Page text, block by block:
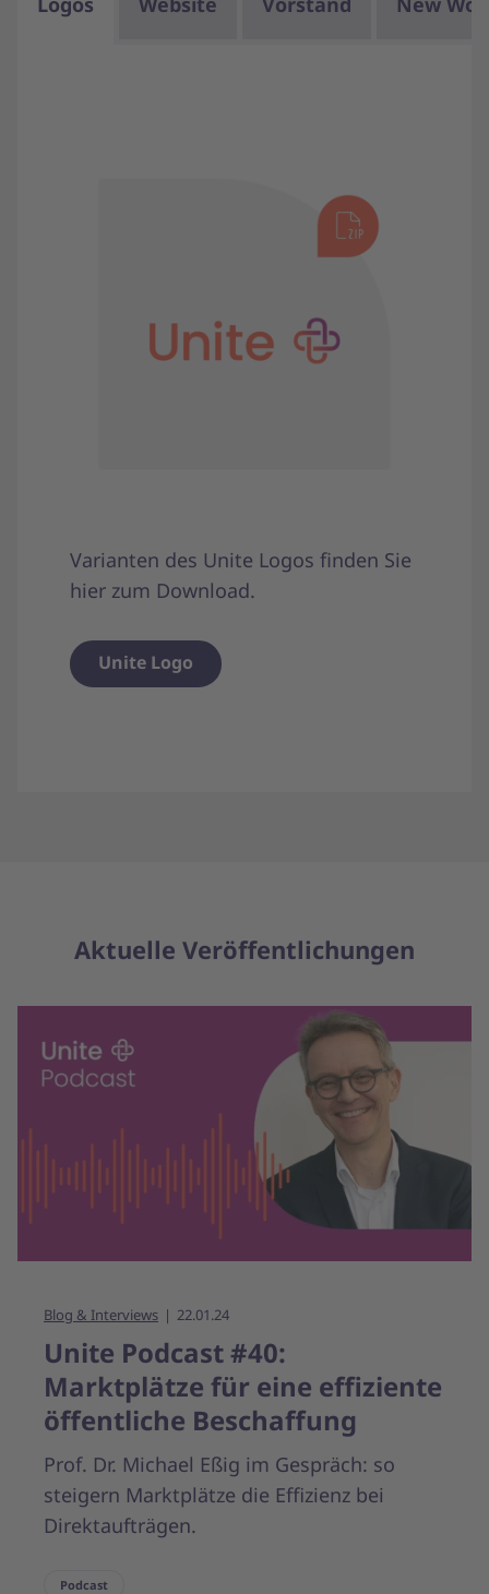
Varianten des Unite Logos finden Sie
hier zum Download.
Unite Logo
Aktuelle Veröffentlichungen
Blog & Interviews 22.01.24
Unite Podcast #40:
Marktplätze für eine effiziente
öffentliche Beschaffung
Prof. Dr. Michael Eßig im Gespräch: so
steigern Marktplätze die Effizienz bei
Direktaufträgen.
Podcast